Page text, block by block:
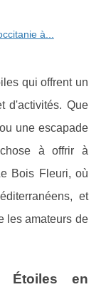
à...
qui offrent un
d'activités. Que
une escapade
à offrir à
Bois Fleuri, où
et
les amateurs de
Étoiles en